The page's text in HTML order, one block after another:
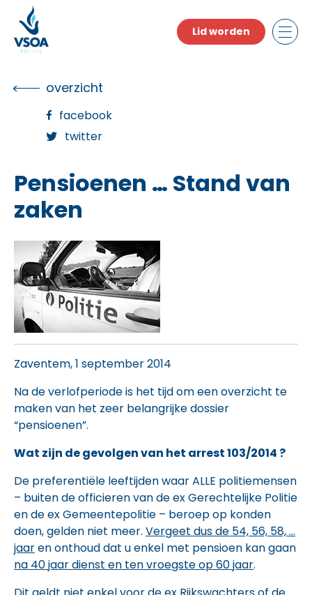
the
content
Lid worden
overzicht
facebook
twitter
Pensioenen … Stand van
zaken
Zaventem, 1 september 2014
Na de verlofperiode is het tijd om een overzicht te
maken van het zeer belangrijke dossier
“pensioenen”.
Wat zijn de gevolgen van het arrest 103/2014 ?
De preferentiële leeftijden waar ALLE politiemensen
– buiten de officieren van de ex Gerechtelijke Politie
en de ex Gemeentepolitie – beroep op konden
doen, gelden niet meer. Vergeet dus de 54, 56, 58, …
jaaren onthoud dat u enkel met pensioen kan gaan
na 40 jaar dienst en ten vroegste op 60 jaar.